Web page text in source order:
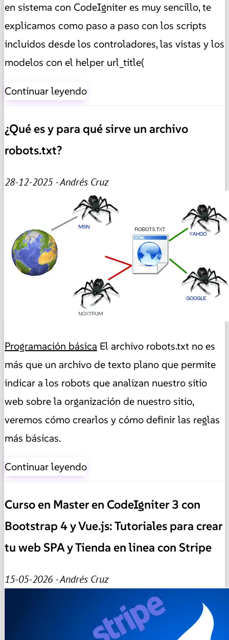
en sistema con CodeIgniter es muy sencillo, te
explicamos como paso a paso con los scripts
incluidos desde los controladores, las vistas y los
modelos con el helper url_title(
Continuar leyendo
¿Qué es y para qué sirve un archivo
robots.txt?
28-12-2025 - Andrés Cruz
Programación básica El archivo robots.txt no es
más que un archivo de texto plano que permite
indicar a los robots que analizan nuestro sitio
web sobre la organización de nuestro sitio,
veremos cómo crearlos y cómo definir las reglas
más básicas.
Continuar leyendo
Curso en Master en CodeIgniter 3 con
Bootstrap 4 y Vue.js: Tutoriales para crear
tu web SPA y Tienda en linea con Stripe
15-05-2026 - Andrés Cruz